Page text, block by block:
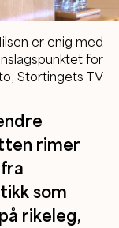
er enig med
for
Stortingets TV
rimer
som
rikeleg,